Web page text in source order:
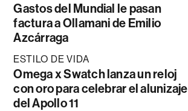
Gastos del Mundial le pasan
factura a Ollamani de Emilio
Azcárraga
ESTILO DE VIDA
Omega x Swatch lanza un reloj
con oro para celebrar el alunizaje
del Apollo 11